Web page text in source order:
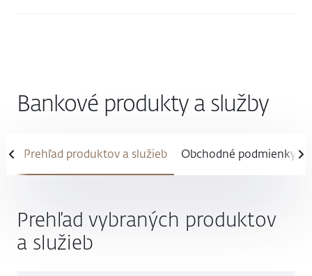
Bankové produkty a služby
Prehľad produktov a služieb Obchodné podmienky
Prehľad vybraných produktov
a služieb